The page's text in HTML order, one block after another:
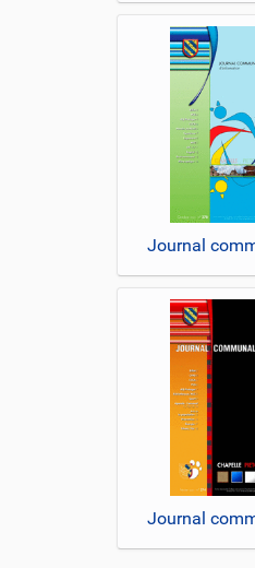
Journal
Journal